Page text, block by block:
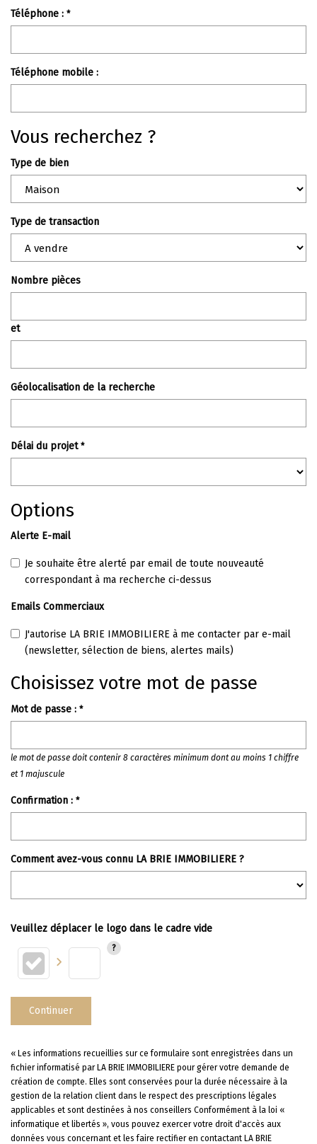
Nous Rejoindre
Téléphone : *
Téléphone mobile :
Vous recherchez ?
Type de bien
Type de transaction
Nombre pièces
et
Géolocalisation de la recherche
Délai du projet *
Options
Alerte E-mail
Je souhaite être alerté par email de toute nouveauté
correspondant à ma recherche ci-dessus
Emails Commerciaux
J'autorise LA BRIE IMMOBILIERE à me contacter par e-mail
(newsletter, sélection de biens, alertes mails)
Choisissez votre mot de passe
Mot de passe : *
le mot de passe doit contenir 8 caractères minimum dont au moins 1 chiffre
et 1 majuscule
Confirmation : *
Comment avez-vous connu LA BRIE IMMOBILIERE ?
Veuillez déplacer le logo dans le cadre vide
Continuer
« Les informations recueillies sur ce formulaire sont enregistrées dans un
fichier informatisé par LA BRIE IMMOBILIERE pour gérer votre demande de
création de compte. Elles sont conservées pour la durée nécessaire à la
gestion de la relation client dans le respect des prescriptions légales
applicables et sont destinées à nos conseillers Conformément à la loi «
informatique et libertés », vous pouvez exercer votre droit d'accès aux
données vous concernant et les faire rectifier en contactant LA BRIE